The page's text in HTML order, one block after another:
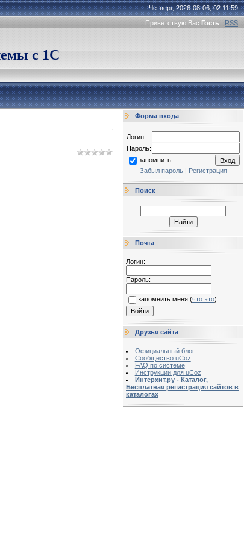
Четверг, 2026-08-06, 02:11:59
Приветствую Вас Гость | RSS
с 1С
Форма входа
Логин:
Пароль:
запомнить
Забыл пароль| Регистрация
Поиск
Почта
Логин:
Пароль:
запомнить меня (что это)
Друзья сайта
Официальный блог
Сообщество uCoz
FAQ по системе
Инструкции для uCoz
Интерхит.ру - Каталог,
Бесплатная регистрация сайтов в
каталогах